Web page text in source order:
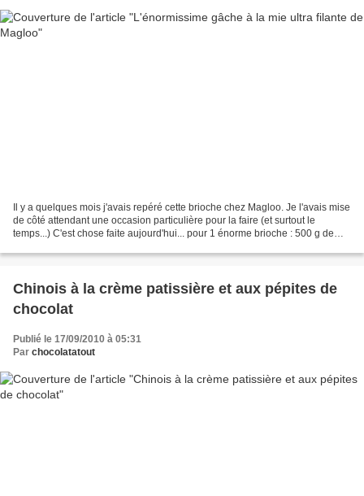
Il y a quelques mois j'avais repéré cette brioche chez Magloo. Je l'avais mise
de côté attendant une occasion particulière pour la faire (et surtout le
temps...) C'est chose faite aujourd'hui... pour 1 énorme brioche : 500 g de
Chinois à la crème patissière et aux pépites de
chocolat
Publié le 17/09/2010 à 05:31
Par chocolatatout